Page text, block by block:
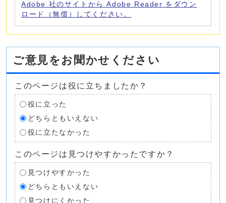
Adobe 社のサイトから Adobe Reader をダウン
ロード（無償）してください。
ご意見をお聞かせください
このページは役に立ちましたか？
役に立った
どちらともいえない
役に立たなかった
このページは見つけやすかったですか？
見つけやすかった
どちらともいえない
見つけにくかった